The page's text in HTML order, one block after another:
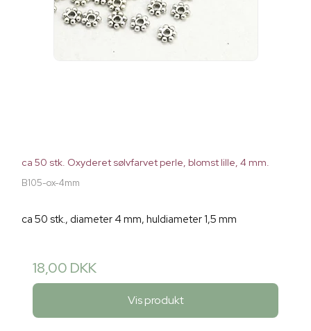
ca 50 stk. Oxyderet sølvfarvet perle, blomst lille, 4 mm.
B105-ox-4mm
ca 50 stk., diameter 4 mm, huldiameter 1,5 mm
18,00 DKK
Vis produkt